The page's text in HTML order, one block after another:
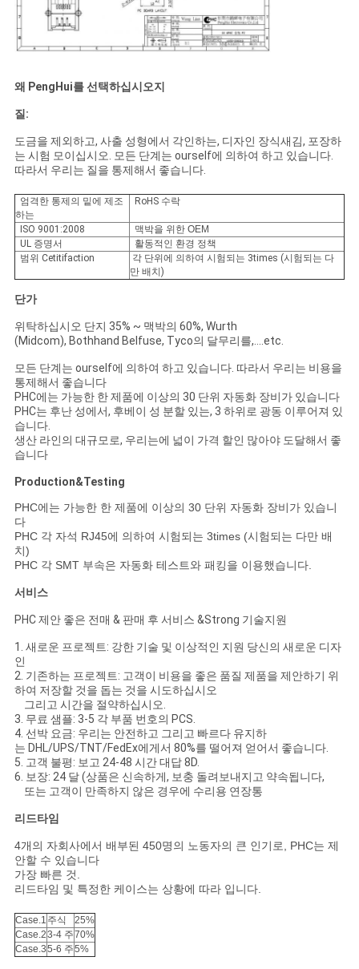
왜 PengHui를 선택하십시오지
질:
도금을 제외하고, 사출 성형에서 각인하는, 디자인 장식새김, 포장하
는 시험 모이십시오. 모든 단계는 ourself에 의하여 하고 있습니다.
따라서 우리는 질을 통제해서 좋습니다.
엄격한 통제의 밑에 제조
하는
RoHS 수락
ISO 9001:2008
맥박을 위한 OEM
UL 증명서
활동적인 환경 정책
범위 Cetitifaction
각 단위에 의하여 시험되는 3times (시험되는 다
만 배치)
단가
위탁하십시오 단지 35% ~ 맥박의 60%, Wurth
(Midcom), Bothhand Belfuse, Tyco의 달무리를,….etc.
모든 단계는 ourself에 의하여 하고 있습니다. 따라서 우리는 비용을
통제해서 좋습니다
PHC에는 가능한 한 제품에 이상의 30 단위 자동화 장비가 있습니다
PHC는 후난 성에서, 후베이 성 분할 있는, 3 하위로 광동 이루어져 있
습니다.
생산 라인의 대규모로, 우리는에 넓이 가격 할인 많아야 도달해서 좋
습니다
Production&Testing
PHC에는 가능한 한 제품에 이상의 30 단위 자동화 장비가 있습니
다
PHC 각 자석 RJ45에 의하여 시험되는 3times (시험되는 다만 배
치)
PHC 각 SMT 부속은 자동화 테스트와 패킹을 이용했습니다.
서비스
PHC 제안 좋은 전매 & 판매 후 서비스 &Strong 기술지원
1. 새로운 프로젝트: 강한 기술 및 이상적인 지원 당신의 새로운 디자
인
2. 기존하는 프로젝트: 고객이 비용을 좋은 품질 제품을 제안하기 위
하여 저장할 것을 돕는 것을 시도하십시오
그리고 시간을 절약하십시오.
3. 무료 샘플: 3-5 각 부품 번호의 PCS.
4. 선박 요금: 우리는 안전하고 그리고 빠르다 유지하
는 DHL/UPS/TNT/FedEx에게서 80%를 떨어져 얻어서 좋습니다.
5. 고객 불평: 보고 24-48 시간 대답 8D.
6. 보장: 24 달 (상품은 신속하게, 보충 돌려보내지고 약속됩니다,
또는 고객이 만족하지 않은 경우에 수리용 연장통
리드타임
4개의 자회사에서 배부된 450명의 노동자의 큰 인기로, PHC는 제
안할 수 있습니다
가장 빠른 것.
리드타임 및 특정한 케이스는 상황에 따라 입니다.
Case.1 주식
25%
Case.23-4 주70%
Case.35-6 주5%